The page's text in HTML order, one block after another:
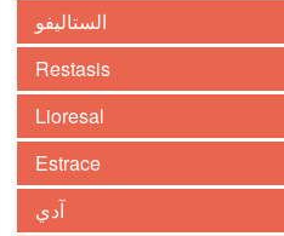
الستاليفو
Restasis
Lioresal
Estrace
آدي